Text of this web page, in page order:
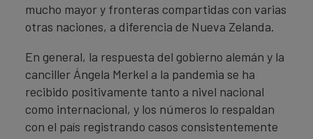
mucho mayor y fronteras compartidas con varias
otras naciones, a diferencia de Nueva Zelanda.
En general, la respuesta del gobierno alemán y la
canciller Ángela Merkel a la pandemia se ha
recibido positivamente tanto a nivel nacional
como internacional, y los números lo respaldan
con el país registrando casos consistentemente